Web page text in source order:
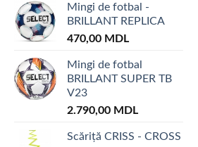
Mingi de fotbal -
BRILLANT REPLICA
470,00 MDL
Mingi de fotbal
BRILLANT SUPER TB
V23
2.790,00 MDL
Scăriță CRISS - CROSS